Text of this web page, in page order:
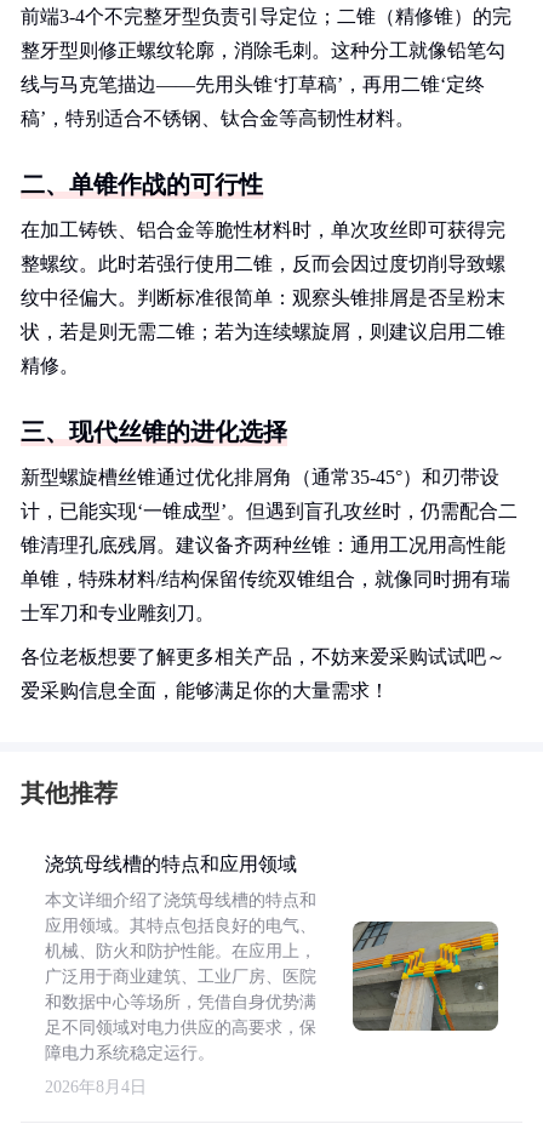
前端3-4个不完整牙型负责引导定位；二锥（精修锥）的完
整牙型则修正螺纹轮廓，消除毛刺。这种分工就像铅笔勾
线与马克笔描边——先用头锥‘打草稿’，再用二锥‘定终
稿’，特别适合不锈钢、钛合金等高韧性材料。
二、单锥作战的可行性
在加工铸铁、铝合金等脆性材料时，单次攻丝即可获得完
整螺纹。此时若强行使用二锥，反而会因过度切削导致螺
纹中径偏大。判断标准很简单：观察头锥排屑是否呈粉末
状，若是则无需二锥；若为连续螺旋屑，则建议启用二锥
精修。
三、现代丝锥的进化选择
新型螺旋槽丝锥通过优化排屑角（通常35-45°）和刃带设
计，已能实现‘一锥成型’。但遇到盲孔攻丝时，仍需配合二
锥清理孔底残屑。建议备齐两种丝锥：通用工况用高性能
单锥，特殊材料/结构保留传统双锥组合，就像同时拥有瑞
士军刀和专业雕刻刀。
各位老板想要了解更多相关产品，不妨来爱采购试试吧～
爱采购信息全面，能够满足你的大量需求！
其他推荐
浇筑母线槽的特点和应用领域
本文详细介绍了浇筑母线槽的特点和
应用领域。其特点包括良好的电气、
机械、防火和防护性能。在应用上，
广泛用于商业建筑、工业厂房、医院
和数据中心等场所，凭借自身优势满
足不同领域对电力供应的高要求，保
障电力系统稳定运行。
2026年8月4日